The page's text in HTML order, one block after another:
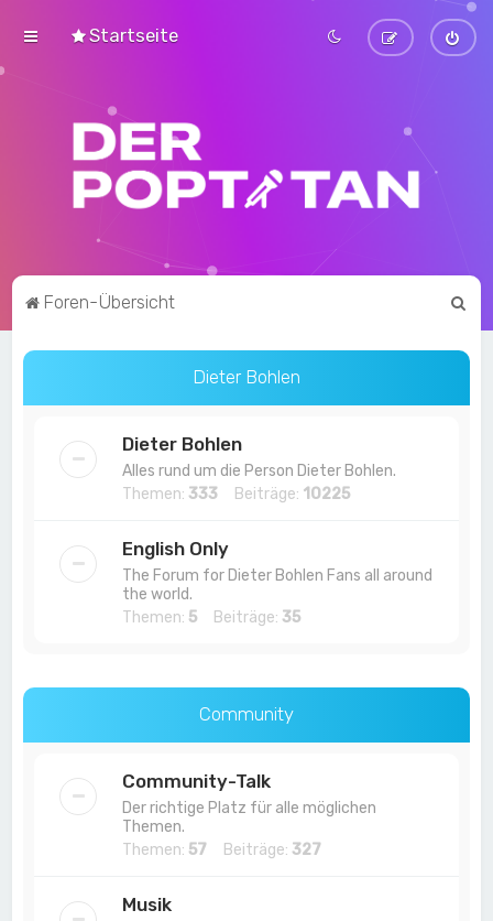
Startseite
Foren-Übersicht
c
Dieter Bohlen
Dieter Bohlen
Alles rund um die Person Dieter Bohlen.
Themen: 333 Beiträge: 10225
English Only
The Forum for Dieter Bohlen Fans all around
the world.
Themen: 5 Beiträge: 35
Community
Community-Talk
Der richtige Platz für alle möglichen
Themen.
Themen: 57 Beiträge: 327
Musik